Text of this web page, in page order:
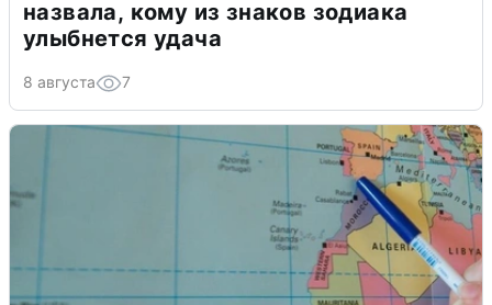
назвала, кому из знаков зодиака
улыбнется удача
8 августа 7